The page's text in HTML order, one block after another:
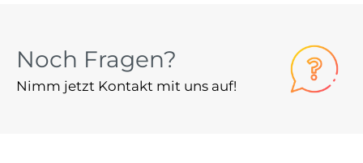
Noch Fragen?
Nimm jetzt Kontakt mit uns auf!